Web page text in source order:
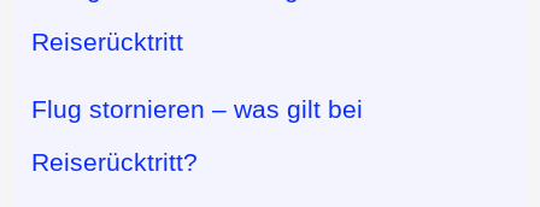
Flug stornieren – was gilt bei
Reiserücktritt?